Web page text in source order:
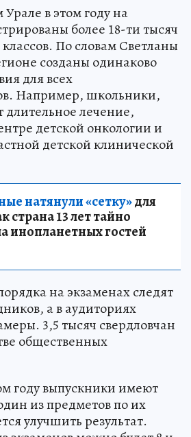
в этом году на
более 18-ти тысяч
По словам Светланы
созданы одинаково
для всех
Например, школьники,
длительное лечение,
детской онкологии и
детской клинической
натянули «сетку»для
страна 13 лет тайно
инопланетных гостей
на экзаменах следят
а в аудиториях
3,5 тысяч свердловчан
общественных
году выпускники имеют
из предметов по их
улучшить результат.